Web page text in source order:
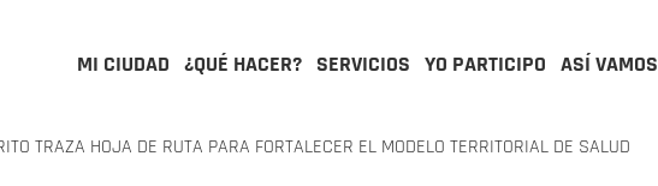
MI CIUDAD ¿QUÉ HACER? SERVICIOS YO PARTICIPO ASÍ VAMOS
TRAZA HOJA DE RUTA PARA FORTALECER EL MODELO TERRITORIAL DE SALUD